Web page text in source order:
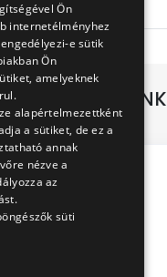
AJÁNLATAINK
Ön
internetélményhez
e sütik
Ön
amelyeknek
alapértelmezettként
a sütiket, de ez a
annak
nézve a
az
süti